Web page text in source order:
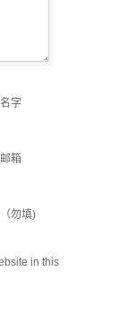
名字
邮箱
（勿填)
in this